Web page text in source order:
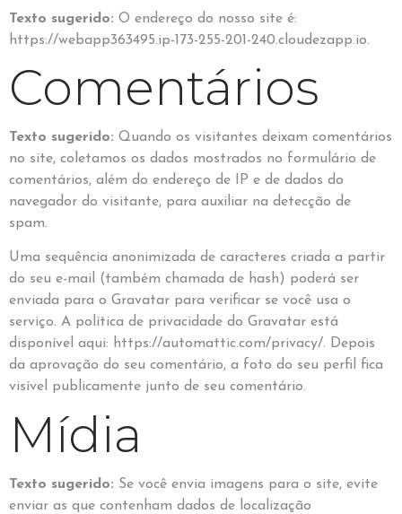
Texto sugerido: O endereço do nosso site é:
https://webapp363495.ip-173-255-201-240.cloudezapp.io.
Comentários
Texto sugerido: Quando os visitantes deixam comentários
no site, coletamos os dados mostrados no formulário de
comentários, além do endereço de IP e de dados do
navegador do visitante, para auxiliar na detecção de
spam.
Uma sequência anonimizada de caracteres criada a partir
do seu e-mail (também chamada de hash) poderá ser
enviada para o Gravatar para verificar se você usa o
serviço. A política de privacidade do Gravatar está
disponível aqui: https://automattic.com/privacy/. Depois
da aprovação do seu comentário, a foto do seu perfil fica
visível publicamente junto de seu comentário.
Mídia
Texto sugerido: Se você envia imagens para o site, evite
enviar as que contenham dados de localização